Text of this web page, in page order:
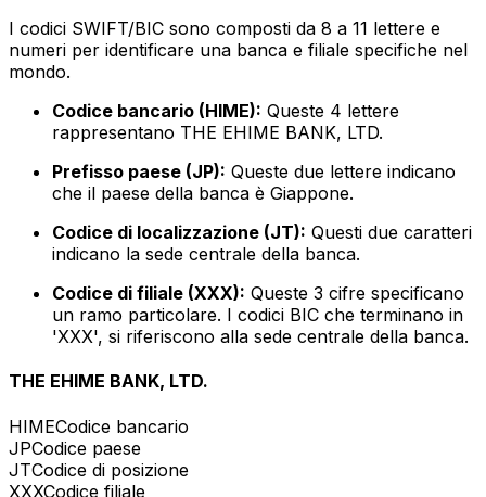
I codici SWIFT/BIC sono composti da 8 a 11 lettere e
numeri per identificare una banca e filiale specifiche nel
mondo.
Codice bancario (HIME): Queste 4 lettere
rappresentano THE EHIME BANK, LTD.
Prefisso paese (JP): Queste due lettere indicano
che il paese della banca è Giappone.
Codice di localizzazione (JT): Questi due caratteri
indicano la sede centrale della banca.
Codice di filiale (XXX): Queste 3 cifre specificano
un ramo particolare. I codici BIC che terminano in
'XXX', si riferiscono alla sede centrale della banca.
THE EHIME BANK, LTD.
HIMECodice bancario
JPCodice paese
JTCodice di posizione
XXXCodice filiale